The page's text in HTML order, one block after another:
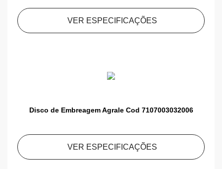
VER ESPECIFICAÇÕES
Disco de Embreagem Agrale Cod 7107003032006
VER ESPECIFICAÇÕES